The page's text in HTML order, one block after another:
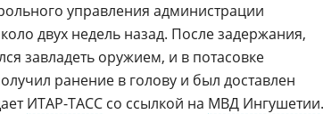
управления администрации
двух недель назад. После задержания,
завладеть оружием, и в потасовке
ранение в голову и был доставлен
ИТАР-ТАСС со ссылкой на МВД Ингушетии.